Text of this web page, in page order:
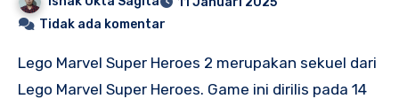
Tidak ada komentar
Lego Marvel Super Heroes 2 merupakan sekuel dari
Lego Marvel Super Heroes. Game ini dirilis pada 14